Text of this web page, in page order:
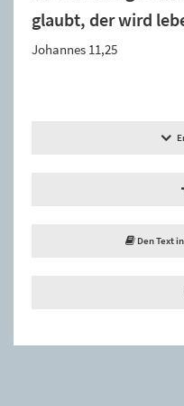
glaubt, der wird
Johannes 11,25
Den Text